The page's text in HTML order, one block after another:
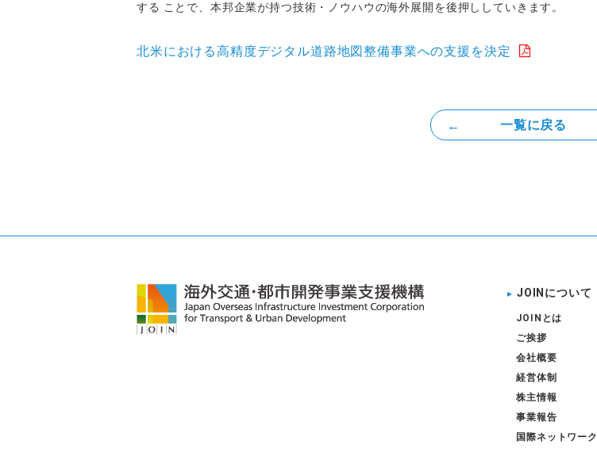
する ことで、本邦企業が持つ技術・ノウハウの海外展開を後押ししていきます。
北米における高精度デジタル道路地図整備事業への支援を決定
一覧に戻る
JOINについて
JOINとは
ご挨拶
会社概要
経営体制
株主情報
事業報告
国際ネットワーク